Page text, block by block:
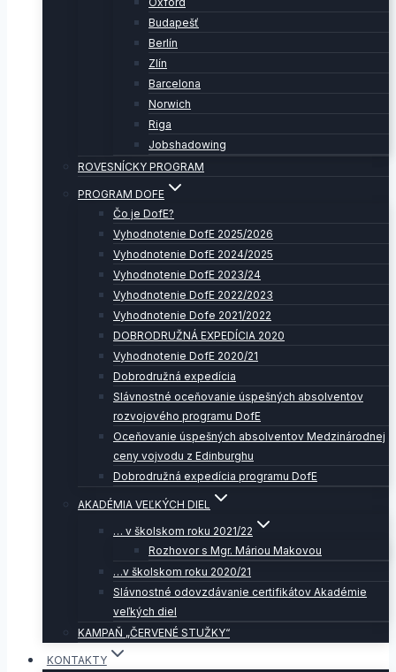
Budapešť
Berlín
Zlín
Barcelona
Norwich
Riga
Jobshadowing
ROVESNÍCKY PROGRAM
PROGRAM DOFE
Čo je DofE?
Vyhodnotenie DofE 2025/2026
Vyhodnotenie DofE 2024/2025
Vyhodnotenie DofE 2023/24
Vyhodnotenie DofE 2022/2023
Vyhodnotenie Dofe 2021/2022
DOBRODRUŽNÁ EXPEDÍCIA 2020
Vyhodnotenie DofE 2020/21
Dobrodružná expedícia
Slávnostné oceňovanie úspešných absolventov
rozvojového programu DofE
Oceňovanie úspešných absolventov Medzinárodnej
ceny vojvodu z Edinburghu
Dobrodružná expedícia programu DofE
AKADÉMIA VEĽKÝCH DIEL
… v školskom roku 2021/22
Rozhovor s Mgr. Máriou Makovou
…v školskom roku 2020/21
Slávnostné odovzdávanie certifikátov Akadémie
veľkých diel
KAMPAŇ „ČERVENÉ STUŽKY“
KONTAKTY